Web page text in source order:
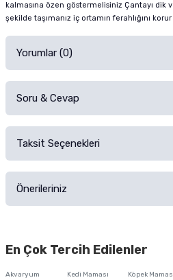
kalmasına özen göstermelisiniz Çantayı dik
şekilde taşımanız iç ortamın ferahlığını korur
Yorumlar (0)
Ürünü Satın Al ve
Soru & Cevap
Taksit Seçenekleri
Önerileriniz
iletebilirsiniz.
En Çok Tercih Edilenler
Akvaryum
Kedi Maması
Köpek